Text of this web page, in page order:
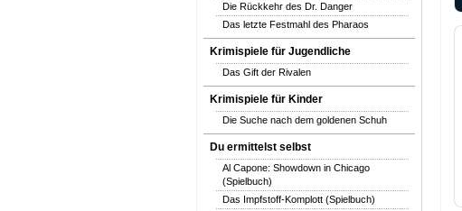
Die Rückkehr des Dr. Danger
Das letzte Festmahl des Pharaos
Krimispiele für Jugendliche
Das Gift der Rivalen
Krimispiele für Kinder
Die Suche nach dem goldenen Schuh
Du ermittelst selbst
Al Capone: Showdown in Chicago
(Spielbuch)
Das Impfstoff-Komplott (Spielbuch)